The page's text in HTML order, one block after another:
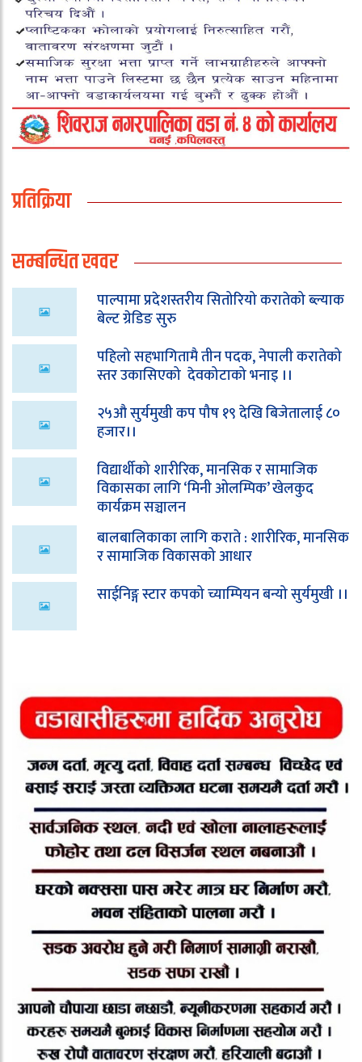
प्रतिक्रिया
सम्बन्धित खवर
पाल्पामा प्रदेशस्तरीय सितोरियो करातेको ब्ल्याक
बेल्ट ग्रेडिङ सुरु
पहिलो सहभागितामै तीन पदक, नेपाली करातेको
स्तर उकासिएको देवकोटाको भनाइ ।।
२५औ सुर्यमुखी कप पौष १९ देखि बिजेतालाई ८०
हजार।।
विद्यार्थीको शारीरिक, मानसिक र सामाजिक
विकासका लागि ‘मिनी ओलम्पिक’ खेलकुद
कार्यक्रम सञ्चालन
बालबालिकाका लागि कराते : शारीरिक, मानसिक
र सामाजिक विकासको आधार
साईनिङ्ग स्टार कपको च्याम्पियन बन्यो सुर्यमुखी ।।